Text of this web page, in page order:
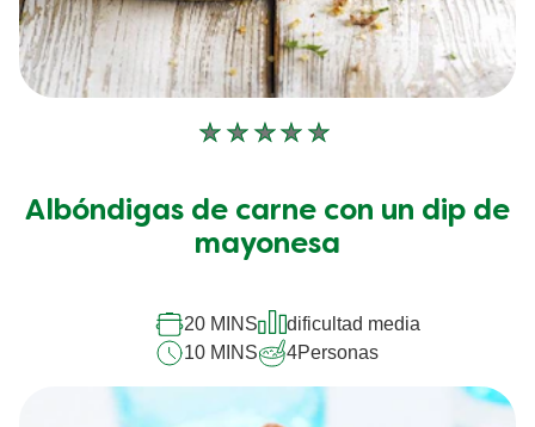
No
enviado
calificaciones
recipe
Albóndigas de carne con un dip de
mayonesa
20 MINS
dificultad media
10 MINS
4Personas